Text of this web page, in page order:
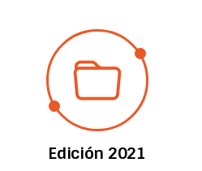
Edición 2021